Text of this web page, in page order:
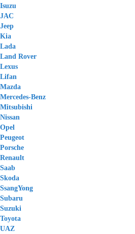
Isuzu
JAC
Jeep
Kia
Lada
Land Rover
Lexus
Lifan
Mazda
Mercedes-Benz
Mitsubishi
Nissan
Opel
Peugeot
Porsche
Renault
Saab
Skoda
SsangYong
Subaru
Suzuki
Toyota
UAZ